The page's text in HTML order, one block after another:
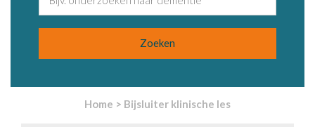
Home > Bijsluiter klinische les